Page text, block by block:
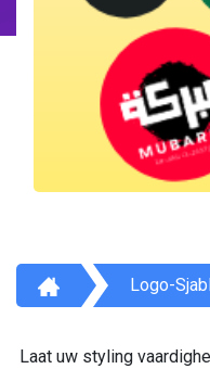
Logo-
Laat uw styling